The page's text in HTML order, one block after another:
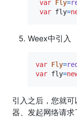
var Fly=
var fly=
Weex中引入
var Fly=
var fly=
引入之后，您就
器、发起网络请求